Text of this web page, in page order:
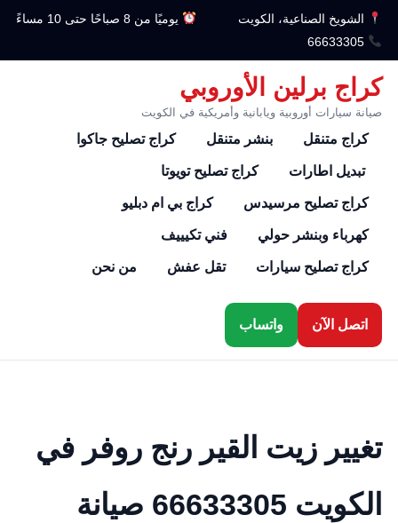
الشويخ الصناعية، الكويت
يوميًا من 8 صباحًا حتى 10 مساءً
66633305
كراج برلين الأوروبي
صيانة سيارات أوروبية ويابانية وأمريكية في الكويت
كراج متنقل بنشر متنقل كراج تصليح جاكوا
تبديل اطارات كراج تصليح تويوتا
كراج تصليح مرسيدس كراج بي ام دبليو
كهرباء وبنشر حولي فني تكيييف
كراج تصليح سيارات تقل عفش من نحن
اتصل الآن واتساب
تغيير زيت القير رنج روفر في
الكويت 66633305 صيانة